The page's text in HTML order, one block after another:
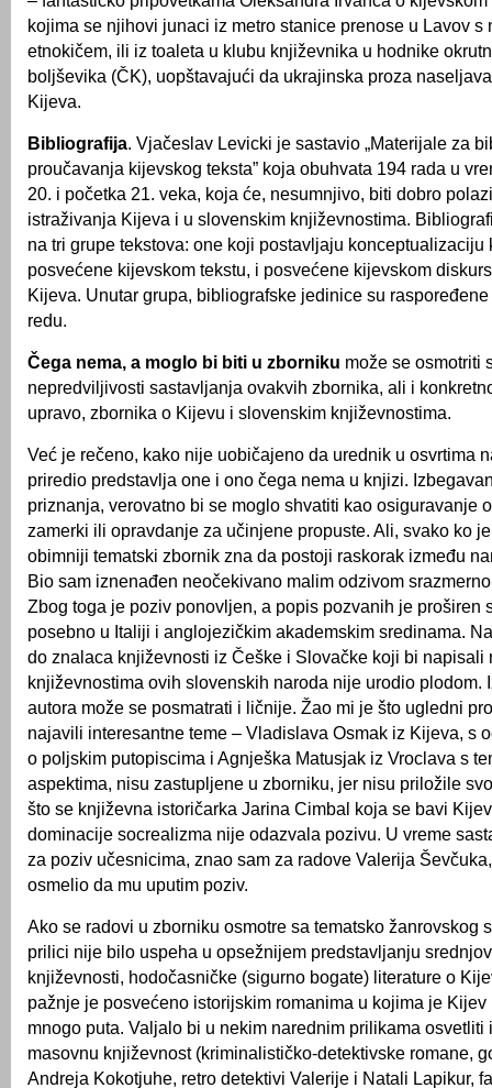
kojima se njihovi junaci iz metro stanice prenose u Lavov s
etnokičem, ili iz toaleta u klubu književnika u hodnike
boljševika (ČK), uopštavajući da ukrajinska proza
Kijeva.
Bibliografija. Vjačeslav Levicki je sastavio „Materijale za
proučavanja kijevskog teksta” koja obuhvata 194 rada u
20. i početka 21. veka, koja će, nesumnjivo, biti dobro
istraživanja Kijeva i u slovenskim književnostima.
na tri grupe tekstova: one koji postavljaju konceptualizaciju
posvećene kijevskom tekstu, i posvećene kijevskom
Kijeva. Unutar grupa, bibliografske jedinice su
redu.
Čega nema, a moglo bi biti u zborniku može se osmotriti
nepredviljivosti sastavljanja ovakvih zbornika, ali i
upravo, zbornika o Kijevu i slovenskim književnostima.
Već je rečeno, kako nije uobičajeno da urednik u osvrtima
priredio predstavlja one i ono čega nema u knjizi.
priznanja, verovatno bi se moglo shvatiti kao osiguravanje
zamerki ili opravdanje za učinjene propuste. Ali, svako ko
obimniji tematski zbornik zna da postoji raskorak između
Bio sam iznenađen neočekivano malim odzivom
Zbog toga je poziv ponovljen, a popis pozvanih je proširen
posebno u Italiji i anglojezičkim akademskim sredinama.
do znalaca književnosti iz Češke i Slovačke koji bi napisali
književnostima ovih slovenskih naroda nije urodio plodom.
autora može se posmatrati i ličnije. Žao mi je što ugledni
najavili interesantne teme – Vladislava Osmak iz Kijeva, s
o poljskim putopiscima i Agnješka Matusjak iz Vroclava s
aspektima, nisu zastupljene u zborniku, jer nisu priložile
što se književna istoričarka Jarina Cimbal koja se bavi
dominacije socrealizma nije odazvala pozivu. U vreme
za poziv učesnicima, znao sam za radove Valerija
osmelio da mu uputim poziv.
Ako se radovi u zborniku osmotre sa tematsko žanrovskog
prilici nije bilo uspeha u opsežnijem predstavljanju
književnosti, hodočasničke (sigurno bogate) literature o
pažnje je posvećeno istorijskim romanima u kojima je Kijev
mnogo puta. Valjalo bi u nekim narednim prilikama osvetliti
masovnu književnost (kriminalističko-detektivske romane,
Andreja Kokotjuhe, retro detektivi Valerije i Natali Lapikur,